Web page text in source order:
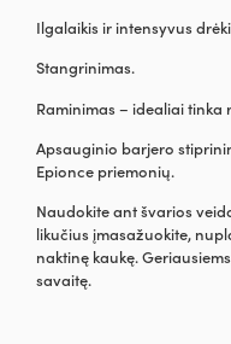
Ilgalaikis ir intensyvus
Stangrinimas.
Raminimas – idealiai
Apsauginio barjero
Epionce priemonių.
Naudokite ant švarios
likučius įmasažuokite,
naktinę kaukę.
savaitę.